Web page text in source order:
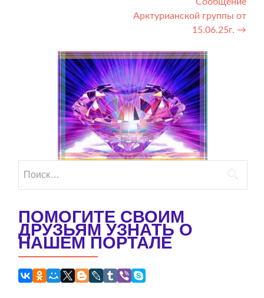
Арктурианской группы от
15.06.25г. →
ПОМОГИТЕ СВОИМ
ДРУЗЬЯМ УЗНАТЬ О
НАШЕМ ПОРТАЛЕ